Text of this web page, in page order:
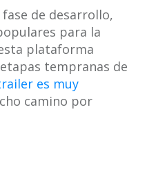
de desarrollo,
para la
plataforma
tempranas de
es muy
camino por